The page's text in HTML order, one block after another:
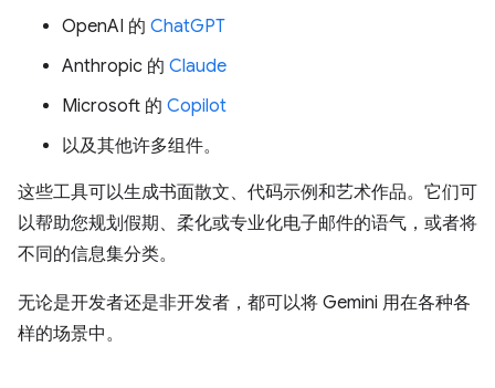
OpenAI 的 ChatGPT
Anthropic 的 Claude
Microsoft 的 Copilot
以及其他许多组件。
这些工具可以生成书面散文、代码示例和艺术作品。它们可
以帮助您规划假期、柔化或专业化电子邮件的语气，或者将
不同的信息集分类。
无论是开发者还是非开发者，都可以将 Gemini 用在各种各
样的场景中。